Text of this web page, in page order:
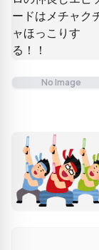
No Image